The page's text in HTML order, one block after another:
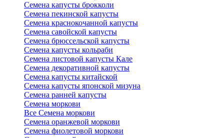
Семена капусты брокколи
Семена пекинской капусты
Семена краснокочанной капусты
Семена савойской капусты
Семена брюссельской капусты
Семена капусты кольраби
Семена листовой капусты Кале
Семена декоративной капусты
Семена капусты китайской
Семена капусты японской мизуна
Семена ранней капусты
Семена моркови
Все Семена моркови
Семена оранжевой моркови
Семена фиолетовой моркови